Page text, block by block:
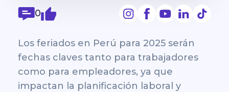
0
Los feriados en Perú para 2025 serán
fechas claves tanto para trabajadores
como para empleadores, ya que
impactan la planificación laboral y